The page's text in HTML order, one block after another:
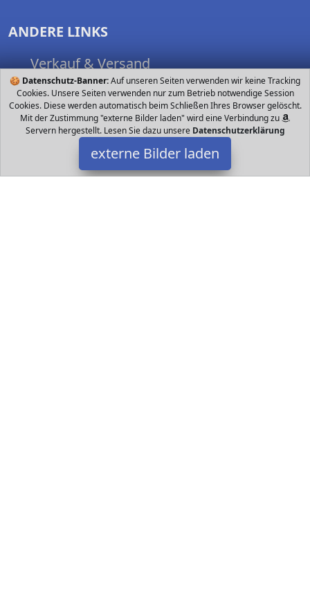
🍪 Datenschutz-Banner:Auf unseren Seiten verwenden wir keine Tracking
Cookies. Unsere Seiten verwenden nur zum Betrieb notwendige Session
Cookies. Diese werden automatisch beim Schließen Ihres Browser gelöscht.
Mit der Zustimmung "externe Bilder laden" wird eine Verbindung zu
Servern hergestellt. Lesen Sie dazu unsere Datenschutzerklärung
externe Bilder laden
ANDERE LINKS
Verkauf & Versand
Nutzungsbedingungen
Spielsachen finden